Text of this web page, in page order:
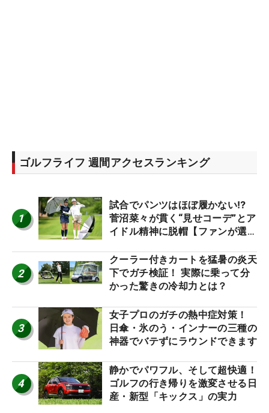
ゴルフライフ 週間アクセスランキング
1
試合でパンツはほぼ履かない⁉
菅沼菜々が貫く“見せコーデ”とア
イドル精神に脱帽【ファンが選ぶ
2
クーラー付きカートを猛暑の炎天
下でガチ検証！ 実際に乗って分
かった驚きの冷却力とは？
3
女子プロのガチの熱中症対策！
日傘・氷のう・インナーの三種の
神器でバテずにラウンドできます
4
静かでパワフル、そして超快適！
ゴルフの行き帰りを激変させる日
産・新型「キックス」の実力